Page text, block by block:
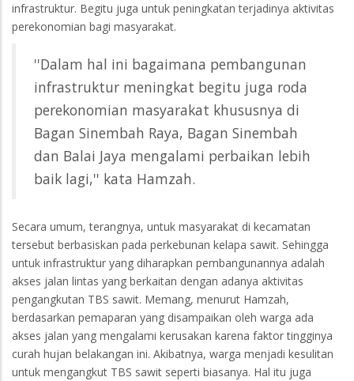
infrastruktur. Begitu juga untuk peningkatan terjadinya aktivitas
perekonomian bagi masyarakat.
''Dalam hal ini bagaimana pembangunan
infrastruktur meningkat begitu juga roda
perekonomian masyarakat khususnya di
Bagan Sinembah Raya, Bagan Sinembah
dan Balai Jaya mengalami perbaikan lebih
baik lagi,'' kata Hamzah.
Secara umum, terangnya, untuk masyarakat di kecamatan
tersebut berbasiskan pada perkebunan kelapa sawit. Sehingga
untuk infrastruktur yang diharapkan pembangunannya adalah
akses jalan lintas yang berkaitan dengan adanya aktivitas
pengangkutan TBS sawit. Memang, menurut Hamzah,
berdasarkan pemaparan yang disampaikan oleh warga ada
akses jalan yang mengalami kerusakan karena faktor tingginya
curah hujan belakangan ini. Akibatnya, warga menjadi kesulitan
untuk mengangkut TBS sawit seperti biasanya. Hal itu juga